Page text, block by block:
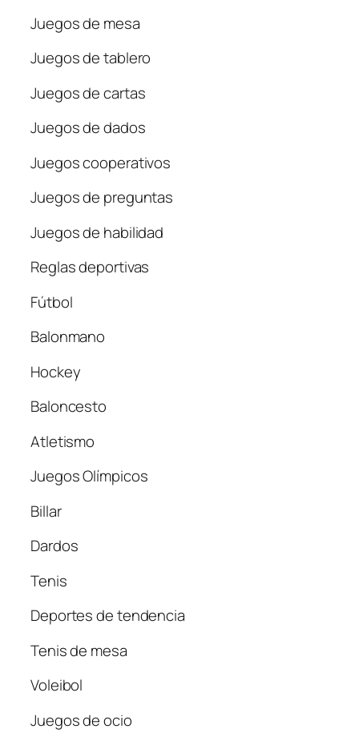
Juegos de mesa
Juegos de tablero
Juegos de cartas
Juegos de dados
Juegos cooperativos
Juegos de preguntas
Juegos de habilidad
Reglas deportivas
Fútbol
Balonmano
Hockey
Baloncesto
Atletismo
Juegos Olímpicos
Billar
Dardos
Tenis
Deportes de tendencia
Tenis de mesa
Voleibol
Juegos de ocio